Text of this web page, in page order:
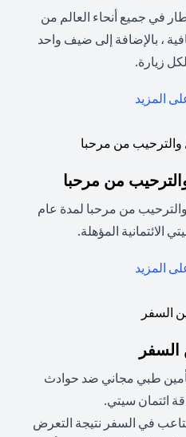
1200 صالة مطار في جميع أنحاء العالم من
، بالإضافة إلى ضيف واحد
زيارة.
المزيد
من مرحبا
من مرحبا لمدة عام
الائتمانية المؤهلة.
المزيد
السفر
طبي مجاني ضد حوادث
ائتمان سيتي.
في السفر نتيجة التعرض